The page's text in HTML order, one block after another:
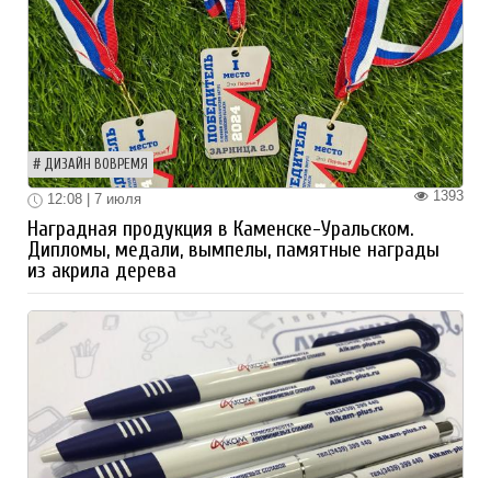
ДИЗАЙН ВОВРЕМЯ
1393
12:08 | 7 июля
Наградная продукция в Каменске-Уральском.
Дипломы, медали, вымпелы, памятные награды
из акрила дерева